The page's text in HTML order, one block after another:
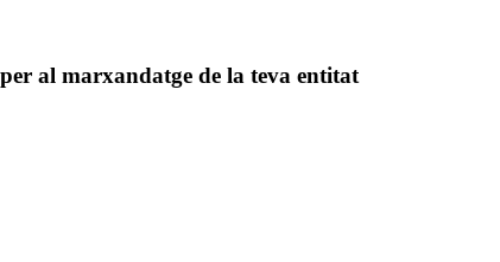
al marxandatge de la teva entitat